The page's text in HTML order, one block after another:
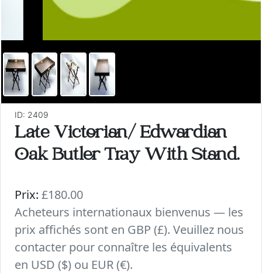
ID: 2409
Late Victorian/ Edwardian
Oak Butler Tray With Stand.
Prix: £180.00
Acheteurs internationaux bienvenus — les
prix affichés sont en GBP (£). Veuillez nous
contacter pour connaître les équivalents
en USD ($) ou EUR (€).